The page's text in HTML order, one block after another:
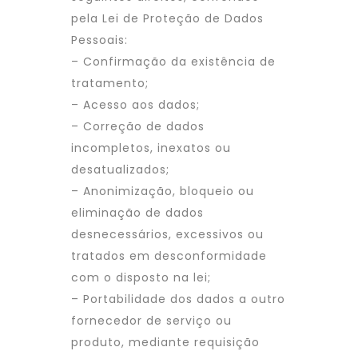
pela Lei de Proteção de Dados
Pessoais:
– Confirmação da existência de
tratamento;
– Acesso aos dados;
– Correção de dados
incompletos, inexatos ou
desatualizados;
– Anonimização, bloqueio ou
eliminação de dados
desnecessários, excessivos ou
tratados em desconformidade
com o disposto na lei;
– Portabilidade dos dados a outro
fornecedor de serviço ou
produto, mediante requisição